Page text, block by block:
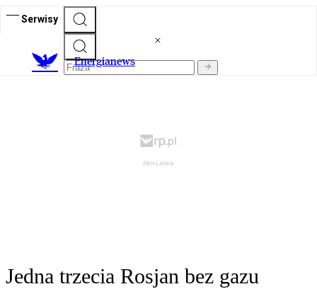
Serwisy
Energianews
Jedna trzecia Rosjan bez gazu